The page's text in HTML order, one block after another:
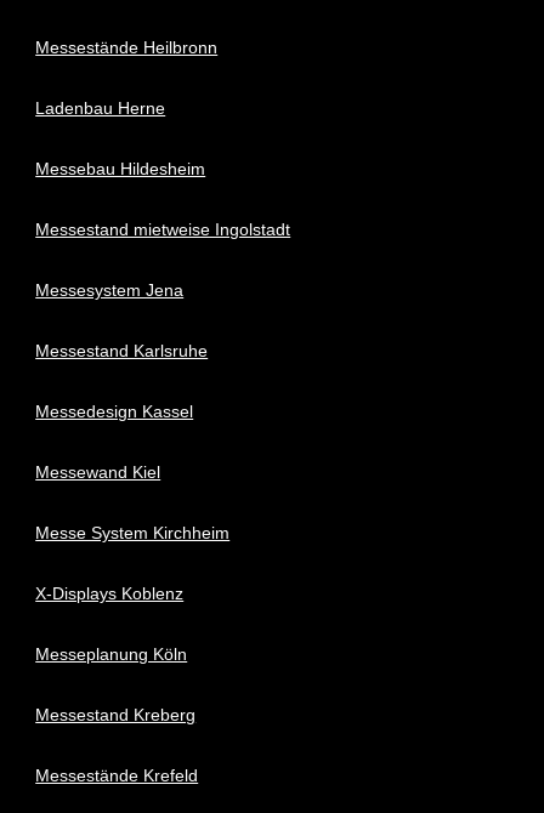
Messestände Heilbronn
Ladenbau Herne
Messebau Hildesheim
Messestand mietweise Ingolstadt
Messesystem Jena
Messestand Karlsruhe
Messedesign Kassel
Messewand Kiel
Messe System Kirchheim
X-Displays Koblenz
Messeplanung Köln
Messestand Kreberg
Messestände Krefeld